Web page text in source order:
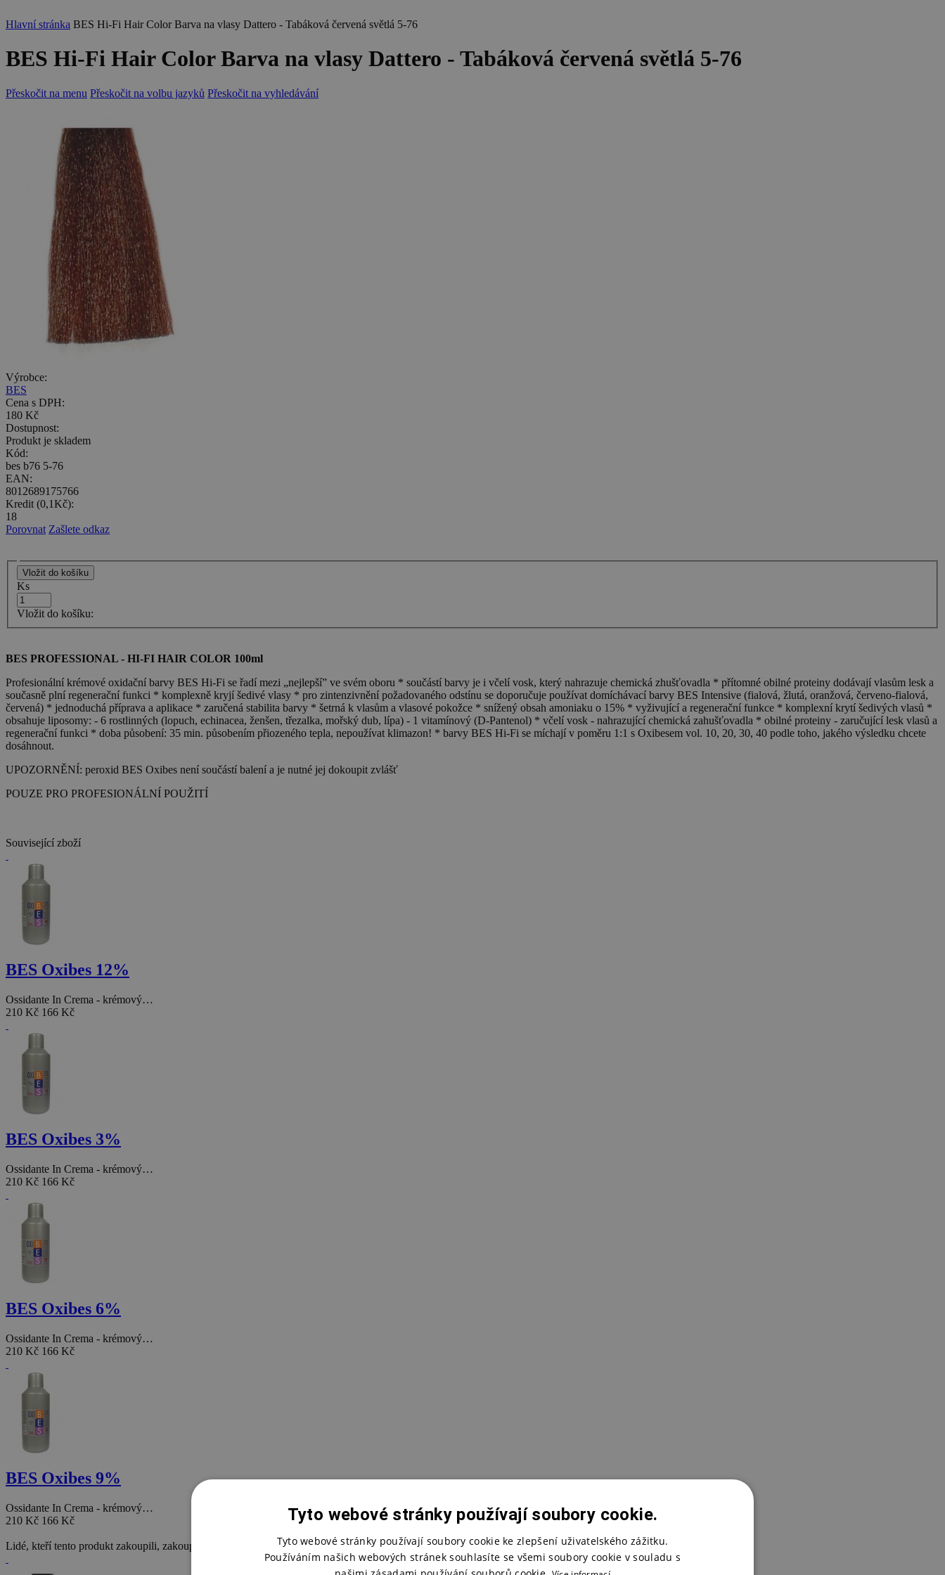
Hlavní stránka BES Hi-Fi Hair Color Barva na vlasy Dattero - Tabáková červená světlá 5-76
BES Hi-Fi Hair Color Barva na vlasy Dattero - Tabáková červená světlá 5-76
Přeskočit na menu Přeskočit na volbu jazyků Přeskočit na vyhledávání
Výrobce:
BES
Cena s DPH:
180 Kč
Dostupnost:
Produkt je skladem
Kód:
bes b76 5-76
EAN:
8012689175766
Kredit (0,1Kč):
18
Porovnat Zašlete odkaz
Ks
Vložit do košíku:
BES PROFESSIONAL - HI-FI HAIR COLOR 100ml
Profesionální krémové oxidační barvy BES Hi-Fi se řadí mezi „nejlepší” ve svém oboru * součástí barvy je i včelí vosk, který nahrazuje chemická zhušťovadla * přítomné obilné proteiny dodávají vlasům lesk a
současně plní regenerační funkci * komplexně kryjí šedivé vlasy * pro zintenzivnění požadovaného odstínu se doporučuje používat domíchávací barvy BES Intensive (fialová, žlutá, oranžová, červeno-fialová,
červená) * jednoduchá příprava a aplikace * zaručená stabilita barvy * šetrná k vlasům a vlasové pokožce * snížený obsah amoniaku o 15% * vyživující a regenerační funkce * komplexní krytí šedivých vlasů *
obsahuje liposomy: - 6 rostlinných (lopuch, echinacea, ženšen, třezalka, mořský dub, lípa) - 1 vitamínový (D-Pantenol) * včelí vosk - nahrazující chemická zahušťovadla * obilné proteiny - zaručující lesk vlasů a
regenerační funkci * doba působení: 35 min. působením přiozeného tepla, nepoužívat klimazon! * barvy BES Hi-Fi se míchají v poměru 1:1 s Oxibesem vol. 10, 20, 30, 40 podle toho, jakého výsledku chcete
dosáhnout.
UPOZORNĚNÍ: peroxid BES Oxibes není součástí balení a je nutné jej dokoupit zvlášť
POUZE PRO PROFESIONÁLNÍ POUŽITÍ
Související zboží
BES Oxibes 12%
Ossidante In Crema - krémový…
210 Kč 166 Kč
BES Oxibes 3%
Ossidante In Crema - krémový…
210 Kč 166 Kč
BES Oxibes 6%
Ossidante In Crema - krémový…
210 Kč 166 Kč
BES Oxibes 9%
Ossidante In Crema - krémový…
210 Kč 166 Kč
Lidé, kteří tento produkt zakoupili, zakoupili také
Tyto webové stránky používají soubory cookie.
Tyto webové stránky používají soubory cookie ke zlepšení uživatelského zážitku.
Používáním našich webových stránek souhlasíte se všemi soubory cookie v souladu s